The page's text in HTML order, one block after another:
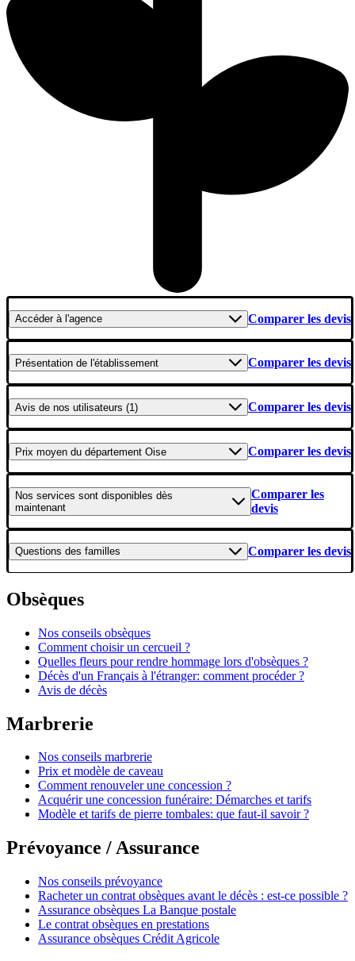
Accéderà l'agence Comparer les devis
Présentation de l'établissement Comparer les devis
Avis de nos utilisateurs (1) Comparer les devis
Prix moyen du département Oise Comparer les devis
Nos services sont disponibles dès
maintenant
Comparer les
devis
Questions des familles Comparer les devis
Obsèques
Nos conseils obsèques
Comment choisir un cercueil ?
Quelles fleurs pour rendre hommage lors d'obsèques ?
Décès d'un Français à l'étranger: comment procéder ?
Avis de décès
Marbrerie
Nos conseils marbrerie
Prix et modèle de caveau
Comment renouveler une concession ?
Acquérir une concession funéraire: Démarches et tarifs
Modèle et tarifs de pierre tombales: que faut-il savoir ?
Prévoyance / Assurance
Nos conseils prévoyance
Racheter un contrat obsèques avant le décès : est-ce possible ?
Assurance obsèques La Banque postale
Le contrat obsèques en prestations
Assurance obsèques Crédit Agricole